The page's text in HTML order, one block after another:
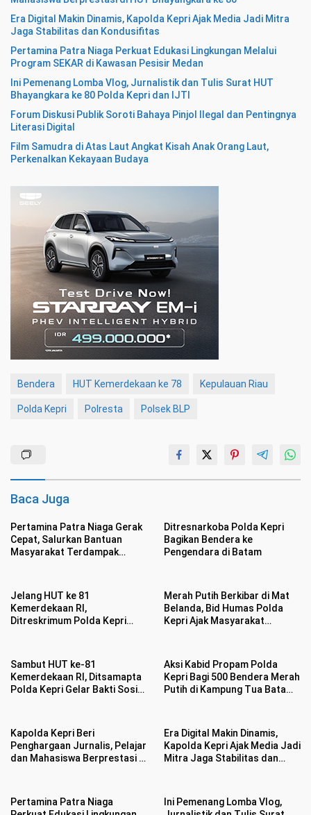
Era Digital Makin Dinamis, Kapolda Kepri Ajak Media Jadi Mitra
Jaga Stabilitas dan Kondusifitas
Pertamina Patra Niaga Perkuat Edukasi Lingkungan Melalui
Program SEKAR di Kawasan Pesisir Medan
Ini Pemenang Lomba Vlog, Jurnalistik dan Tulis Surat HUT
Bhayangkara ke 80 Polda Kepri dan IJTI
Forum Diskusi Publik Soroti Bahaya Pinjol Ilegal dan Pentingnya
Literasi Digital
Film Samudra di Atas Laut Angkat Kisah Anak Orang Laut,
Perkenalkan Kekayaan Budaya
Bendera HUT Kemerdekaan ke 78 Kepulauan Riau
Polda Kepri Polresta Polsek BLP
Baca Juga
Pertamina Patra Niaga Gerak
Cepat, Salurkan Bantuan
Masyarakat Terdampak
Ditresnarkoba Polda Kepri
Bagikan Bendera ke
Pengendara di Batam
Jelang HUT ke 81
Kemerdekaan RI,
Ditreskrimum Polda Kepri
Bansos
Merah Putih Berkibar di Mat
Belanda, Bid Humas Polda
Kepri Ajak Masyarakat
Sambut HUT ke-81
Kemerdekaan RI, Ditsamapta
Polda Kepri Gelar Bakti Sosial
Aksi Kabid Propam Polda
Kepri Bagi 500 Bendera Merah
Putih di Kampung Tua Batam
Kapolda Kepri Beri
Penghargaan Jurnalis, Pelajar
dan Mahasiswa Berprestasi di
Era Digital Makin Dinamis,
Kapolda Kepri Ajak Media Jadi
Mitra Jaga Stabilitas dan
Pertamina Patra Niaga
Ini Pemenang Lomba Vlog,